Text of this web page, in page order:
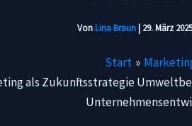
VonLina Braun | 29. März
Start
als Zukunftsstrategie